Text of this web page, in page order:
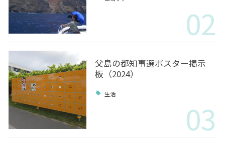
02
父島の都知事選ポスター掲示
板（2024）
生活
03